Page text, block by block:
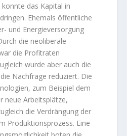
das Kapital in
Ehemals öffentliche
und Energieversorgung
die neoliberale
die Profitraten
wurde aber auch die
Nachfrage reduziert. Die
zum Beispiel dem
neue Arbeitsplätze,
die Verdrängung der
Produktionsprozess. Eine